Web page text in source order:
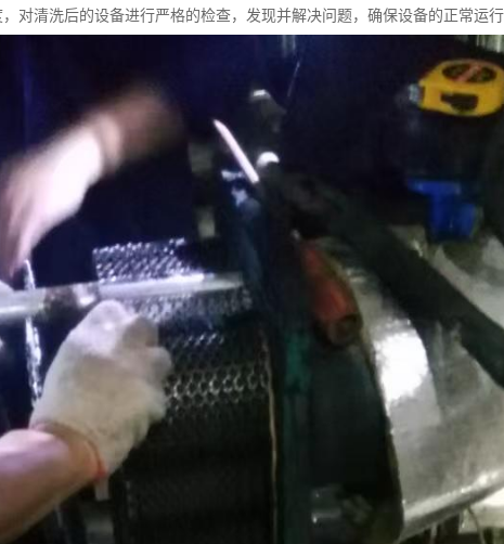
对清洗后的设备进行严格的检查，发现并解决问题，确保设备的正常运行